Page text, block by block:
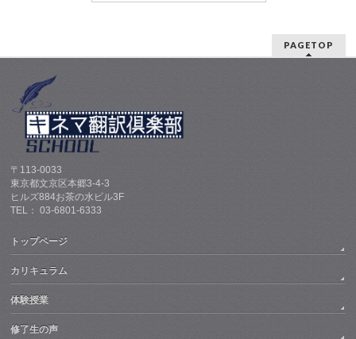
PAGETOP
〒113-0033
東京都文京区本郷3-4-3
ヒルズ884お茶の水ビル3F
TEL： 03-6801-6333
トップページ
カリキュラム
体験授業
修了生の声